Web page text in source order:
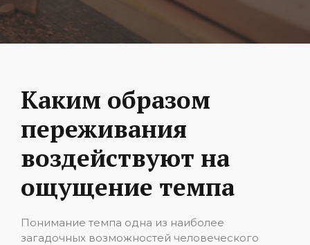
Каким образом
переживания
воздействуют на
ощущение темпа
Понимание темпа одна из наиболее
загадочных возможностей человеческого